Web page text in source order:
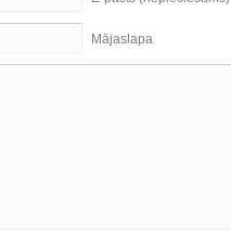
Mājaslapa